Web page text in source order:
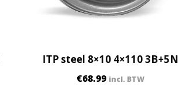
ITP steel 8×10 4×110 3B+5N
€68.99 incl. BTW